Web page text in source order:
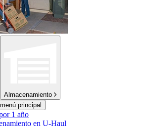
Almacenamiento
principal
1 año
en U-Haul